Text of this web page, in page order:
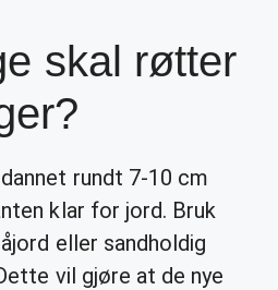
skal røtter
rundt 7-10 cm
klar for jord. Bruk
eller sandholdig
vil gjøre at de nye